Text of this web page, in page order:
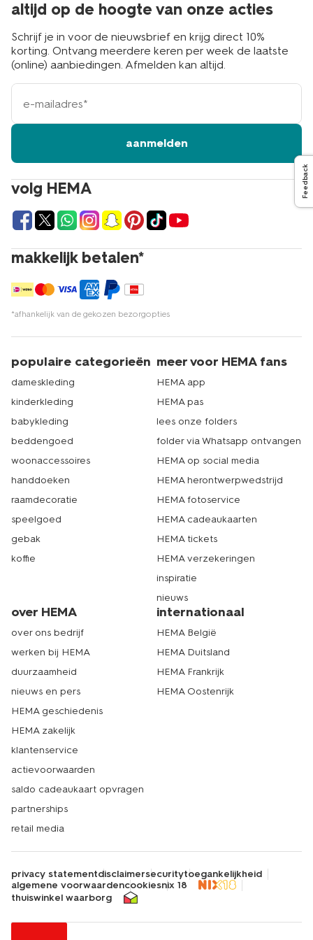
volg HEMA
makkelijk betalen*
*afhankelijk van de gekozen bezorgopties
altijd op de hoogte van onze acties
Schrijf je in voor de nieuwsbrief en krijg direct 10%
korting. Ontvang meerdere keren per week de laatste
(online) aanbiedingen. Afmelden kan altijd.
e-
mailadres
aanmelden
populaire categorieën
dameskleding
kinderkleding
babykleding
beddengoed
woonaccessoires
handdoeken
raamdecoratie
speelgoed
gebak
koffie
meer voor HEMA fans
HEMA app
HEMA pas
lees onze folders
folder via Whatsapp ontvangen
HEMA op social media
HEMA herontwerpwedstrijd
HEMA fotoservice
HEMA cadeaukaarten
HEMA tickets
HEMA verzekeringen
inspiratie
nieuws
over HEMA
over ons bedrijf
werken bij HEMA
duurzaamheid
nieuws en pers
HEMA geschiedenis
HEMA zakelijk
klantenservice
actievoorwaarden
saldo cadeaukaart opvragen
partnerships
retail media
internationaal
HEMA België
HEMA Duitsland
HEMA Frankrijk
HEMA Oostenrijk
privacy statementdisclaimersecuritytoegankelijkheid
algemene voorwaardencookiesnix 18
thuiswinkel waarborg
Feedback